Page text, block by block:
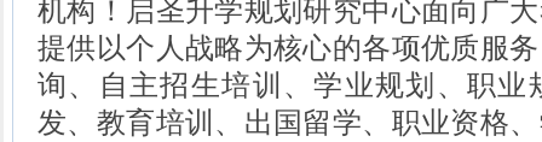
机构！启圣升学规划研究中心面向广
提供以个人战略为核心的各项优质服
询、自主招生培训、学业规划、职业
发、教育培训、出国留学、职业资格